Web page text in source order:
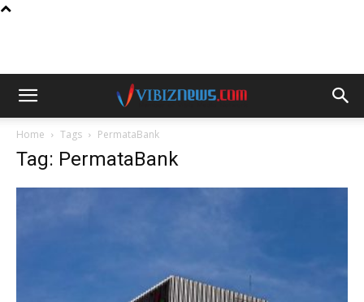
Home Tags PermataBank
Tag: PermataBank